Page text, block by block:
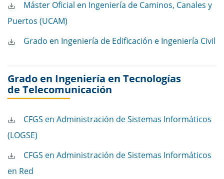
Máster Oficial en Ingeniería de Caminos, Canales y
Puertos (UCAM)
Grado en Ingeniería de Edificación e Ingeniería Civil
Grado en Ingeniería en Tecnologías
de Telecomunicación
CFGS en Administración de Sistemas Informáticos
(LOGSE)
CFGS en Administración de Sistemas Informáticos
en Red